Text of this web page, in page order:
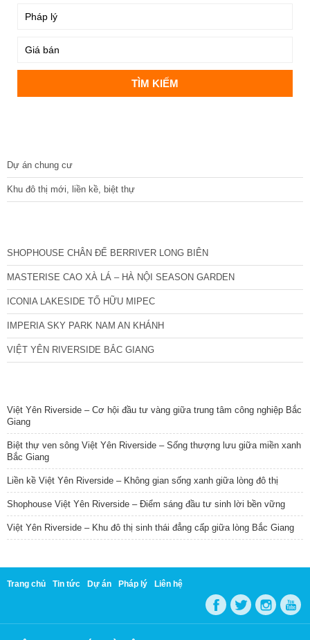
Dự án chung cư
Khu đô thị mới, liền kề, biệt thự
SHOPHOUSE CHÂN ĐẾ BERRIVER LONG BIÊN
MASTERISE CAO XÀ LÁ – HÀ NỘI SEASON GARDEN
ICONIA LAKESIDE TỐ HỮU MIPEC
IMPERIA SKY PARK NAM AN KHÁNH
VIỆT YÊN RIVERSIDE BẮC GIANG
Việt Yên Riverside – Cơ hội đầu tư vàng giữa trung tâm công nghiệp Bắc
Giang
Biệt thự ven sông Việt Yên Riverside – Sống thượng lưu giữa miền xanh
Bắc Giang
Liền kề Việt Yên Riverside – Không gian sống xanh giữa lòng đô thị
Shophouse Việt Yên Riverside – Điểm sáng đầu tư sinh lời bền vững
Việt Yên Riverside – Khu đô thị sinh thái đẳng cấp giữa lòng Bắc Giang
Trang chủ Tin tức Dự án Pháp lý Liên hệ